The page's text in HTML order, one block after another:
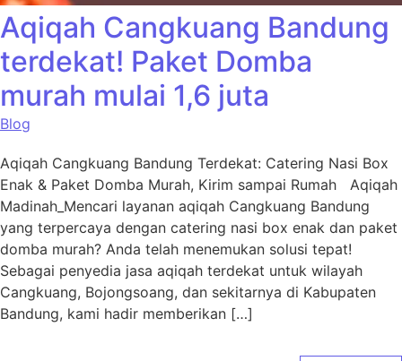
Aqiqah Cangkuang Bandung
terdekat! Paket Domba
murah mulai 1,6 juta
Blog
Aqiqah Cangkuang Bandung Terdekat: Catering Nasi Box
Enak & Paket Domba Murah, Kirim sampai Rumah Aqiqah
Madinah_Mencari layanan aqiqah Cangkuang Bandung
yang terpercaya dengan catering nasi box enak dan paket
domba murah? Anda telah menemukan solusi tepat!
Sebagai penyedia jasa aqiqah terdekat untuk wilayah
Cangkuang, Bojongsoang, dan sekitarnya di Kabupaten
Bandung, kami hadir memberikan […]